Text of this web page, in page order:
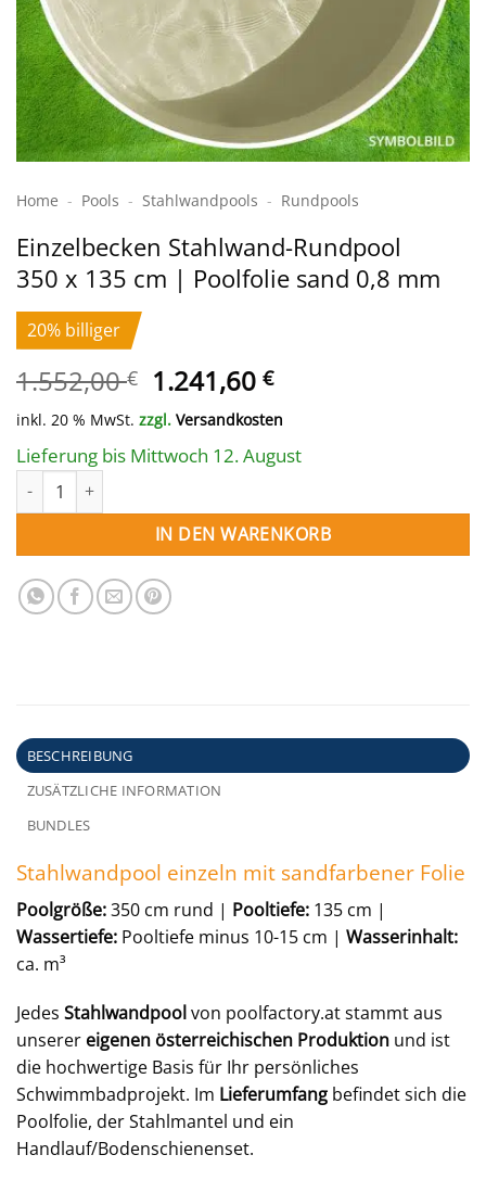
Home - Pools - Stahlwand­pools - Rundpools
Einzelbecken Stahl­wand-Rundpool
350 x 135 cm | Poolfolie sand 0,8 mm
20% billiger
1.552,00€ Ursprünglicher
Preis
war:
1.552,00 €
1.241,60€Aktueller
ist:
1.241,60 €.
inkl. 20 % MwSt. zzgl. Versandkosten
Lieferung bis Mittwoch 12. August
Einzelbecken Stahl­wand-Rundpool 350 x 135 cm | Poolfolie
IN DEN WARENKORB
BESCHREIBUNG
ZUSÄTZLICHE INFORMATION
BUNDLES
Stahlwandpool einzeln mit sandfarbener Folie
Poolgröße:350 cm rund | Pooltiefe: 135 cm |
Wassertiefe: Pooltiefe minus 10-15 cm | Wasserinhalt:
ca. m³
Jedes Stahlwandpoolvon poolfactory.at stammt aus
unserer eigenen österreichischen Produktion und ist
die hochwertige Basis für Ihr persönliches
Schwimmbadprojekt. Im Lieferumfang befindet sich die
Poolfolie, der Stahlmantel und ein
Handlauf/Bodenschienenset.